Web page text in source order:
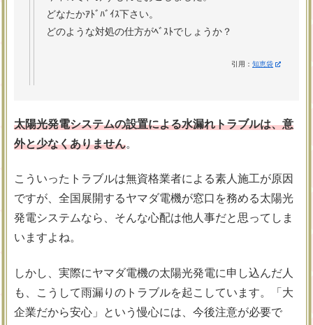
どなたかｱﾄﾞﾊﾞｲｽ下さい。
どのような対処の仕方がﾍﾞｽﾄでしょうか？
引用：知恵袋
太陽光発電システムの設置による水漏れトラブルは、意
外と少なくありません。
こういったトラブルは無資格業者による素人施工が原因
ですが、全国展開するヤマダ電機が窓口を務める太陽光
発電システムなら、そんな心配は他人事だと思ってしま
いますよね。
しかし、実際にヤマダ電機の太陽光発電に申し込んだ人
も、こうして雨漏りのトラブルを起こしています。「大
企業だから安心」という慢心には、今後注意が必要で